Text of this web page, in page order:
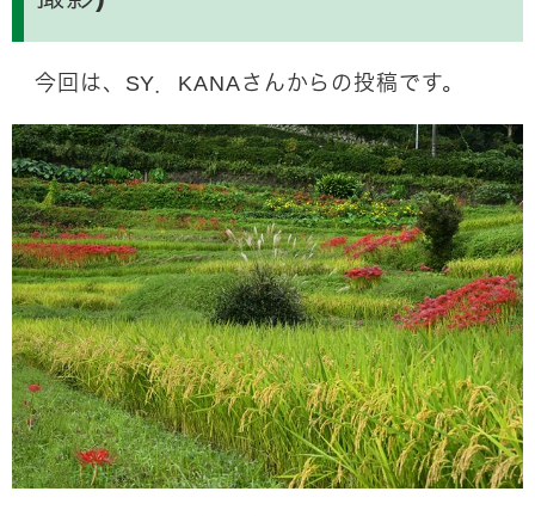
今回は、SY．KANAさんからの投稿です。